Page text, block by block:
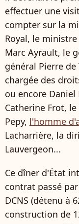
effectuer une
compter sur la
Royal, le
Marc Ayrault, le
général Pierre
chargée des
ou encore Daniel
Catherine Frot,
Pepy, l'homme
Lacharrière, la
Lauvergeon...
Ce dîner d'État
contrat passé
DCNS (détenu à
construction de